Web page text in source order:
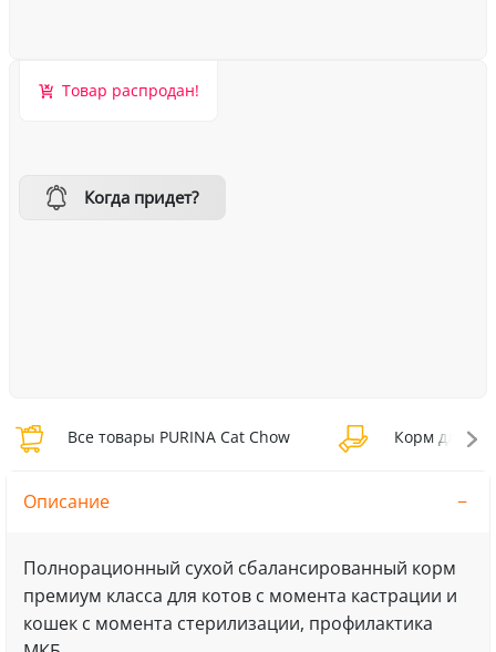
Товар распродан!
Когда придет?
Все товары PURINA Cat Chow Корм для
Описание
Полнорационный сухой сбалансированный корм
премиум класса для котов с момента кастрации и
кошек с момента стерилизации, профилактика